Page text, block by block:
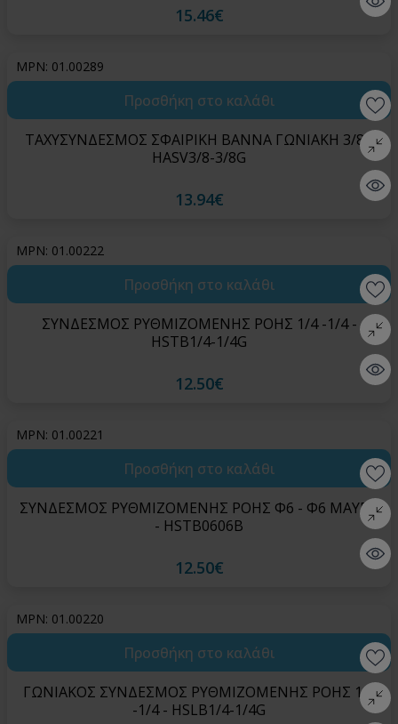
15.46€
MPN: 01.00289
Quick
Προσθήκη στο καλάθι
ΤΑΧΥΣΥΝΔΕΣΜΟΣ ΣΦΑΙΡΙΚΗ ΒΑΝΝΑ ΓΩΝΙΑΚΗ 3/8 -
HASV3/8-3/8G
13.94€
MPN: 01.00222
Quick
Προσθήκη στο καλάθι
ΣΥΝΔΕΣΜΟΣ ΡΥΘΜΙΖΟΜΕΝΗΣ ΡΟΗΣ 1/4 -1/4 -
HSTB1/4-1/4G
12.50€
MPN: 01.00221
Quick
Προσθήκη στο καλάθι
ΣΥΝΔΕΣΜΟΣ ΡΥΘΜΙΖΟΜΕΝΗΣ ΡΟΗΣ Φ6 - Φ6 ΜΑΥΡΟ
- HSTB0606B
12.50€
MPN: 01.00220
Προσθήκη στο καλάθι
ΓΩΝΙΑΚΟΣ ΣΥΝΔΕΣΜΟΣ ΡΥΘΜΙΖΟΜΕΝΗΣ ΡΟΗΣ 1/4
-1/4 - HSLB1/4-1/4G